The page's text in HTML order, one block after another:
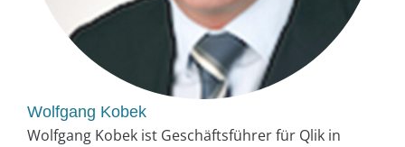
Wolfgang Kobek
Wolfgang Kobek ist Geschäftsführer für Qlik in